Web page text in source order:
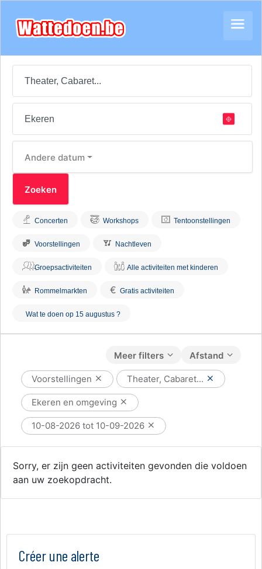
Andere datum
Concerten Workshops Tentoonstellingen
Voorstellingen Nachtleven
Groepsactiviteiten Alle activiteiten met kinderen
Rommelmarkten € Gratis activiteiten
Wat te doen op 15 augustus ?
Afstand
Meer filters
Voorstellingen Theater, Cabaret...
Ekeren en omgeving
10-08-2026 tot 10-09-2026
Sorry, er zijn geen activiteiten gevonden die voldoen
aan uw zoekopdracht.
Créer une alerte